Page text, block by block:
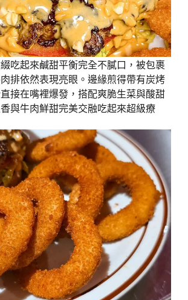
吃起來鹹甜平衡完全不膩口，被包裹
排依然表現亮眼。邊緣煎得帶有炭烤
接在嘴裡爆發，搭配爽脆生菜與酸甜
與牛肉鮮甜完美交融吃起來超級療